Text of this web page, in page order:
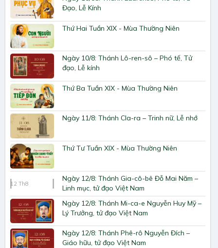
Đạo, Lễ Kính
Thứ Hai Tuần XIX - Mùa Thường Niên
Ngày 10/8: Thánh Lô-ren-sô – Phó tế, Tử
đạo, Lễ kính
Thứ Ba Tuần XIX - Mùa Thường Niên
Ngày 11/8: Thánh Cla-ra – Trinh nữ, Lễ nhớ
Thứ Tư Tuần XIX - Mùa Thường Niên
12 Th8
Ngày 12/8: Thánh Gia-cô-bê Đỗ Mai Năm –
Linh mục, tử đạo Việt Nam
Ngày 12/8: Thánh Mi-ca-e Nguyễn Huy Mỹ –
Lý Trưởng, tử đạo Việt Nam
Ngày 12/8: Thánh Phê-rô Nguyễn Đích –
Giáo hữu, tử đạo Việt Nam